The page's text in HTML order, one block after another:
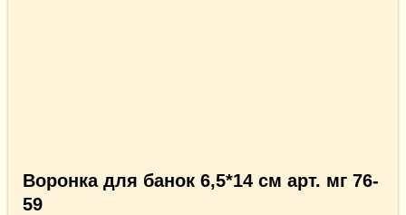
Воронка для банок 6,5*14 см арт. мг 76-
59